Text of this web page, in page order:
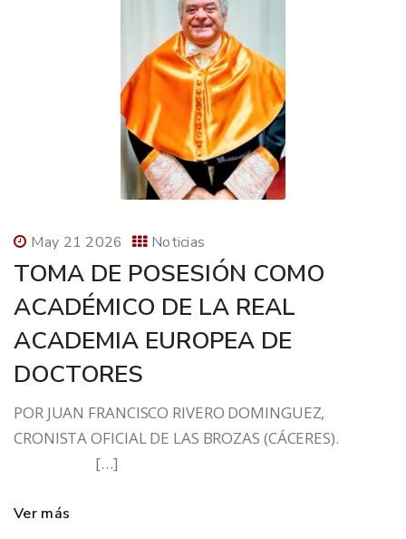
May 21 2026 Noticias
TOMA DE POSESIÓN COMO
ACADÉMICO DE LA REAL
ACADEMIA EUROPEA DE
DOCTORES
POR JUAN FRANCISCO RIVERO DOMINGUEZ,
CRONISTA OFICIAL DE LAS BROZAS (CÁCERES).
[…]
Ver más